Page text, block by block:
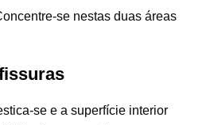
se nestas duas áreas
se e a superfície interior